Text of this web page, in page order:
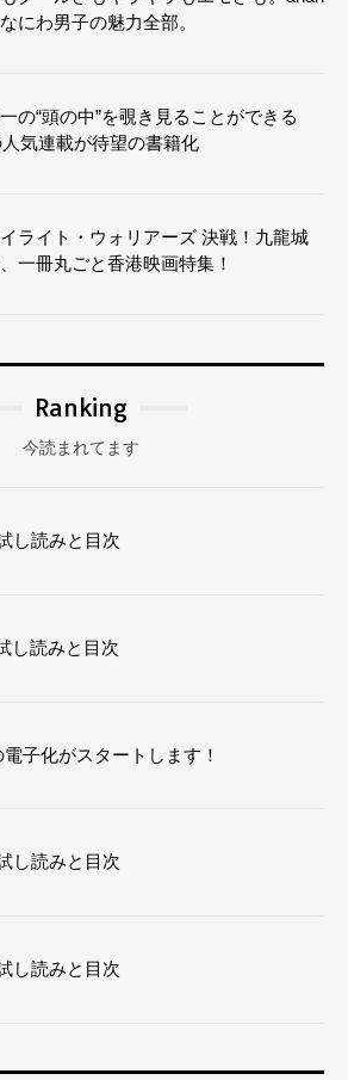
にわ男子の魅力全部。
の“頭の中”を覗き見ることができる
気連載が待望の書籍化
イライト・ウォリアーズ 決戦！九龍城
一冊丸ごと香港映画特集！
Ranking
今読まれてます
し読みと目次
し読みと目次
子化がスタートします！
し読みと目次
し読みと目次